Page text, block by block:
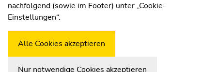
WetterstationUni Graz
nachfolgend (sowie im Footer) unter „Cookie-
Einstellungen“.
Alle Cookies akzeptieren
Nur notwendige Cookies akzeptieren